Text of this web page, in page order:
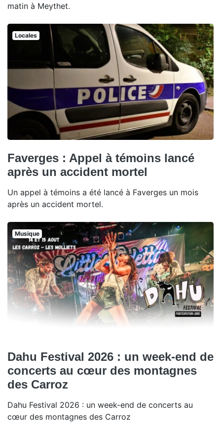
matin à Meythet.
Locales
Faverges : Appel à témoins lancé
après un accident mortel
Un appel à témoins a été lancé à Faverges un mois
après un accident mortel.
Musique
Dahu Festival 2026 : un week-end de
concerts au cœur des montagnes
des Carroz
Dahu Festival 2026 : un week-end de concerts au
cœur des montagnes des Carroz